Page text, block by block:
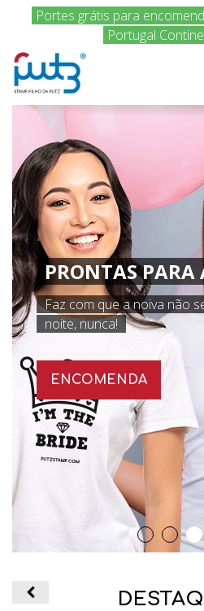
Portes grátis para
Portugal
PRONTAS PARA
Faz com que a noiva não
noite, nunca!
ENCOMENDA